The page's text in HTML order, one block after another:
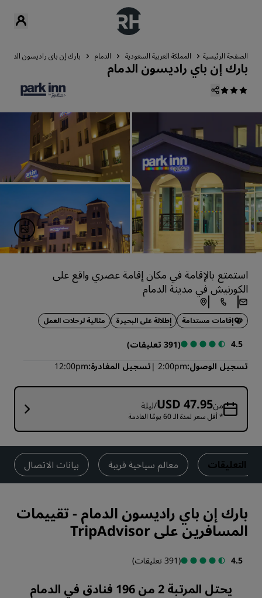
الصفحة الرئيسية المملكة العربية السعودية الدمام بارك إن باي راديسون الدمام
بارك إن باي راديسون الدمام
استمتع بالإقامة في مكان إقامة عصري واقع على
الكورنيش في مدينة الدمام
إقامات مستدامة إطلالة على البحيرة مثالية لرحلات العمل
4.5
(391 تعليقات)
تسجيل الوصول 2:00pm تسجيل المغادرة 12:00pm
منUSD 47.95/ليلة
* أقل سعر لمدة الـ 60 يومًا القادمة
التعليقات معالم سياحية قريبة بيانات الاتصال
بارك إن باي راديسون الدمام -تقييمات
المسافرين على TripAdvisor
4.5 (391 تعليقات)
يحتل المرتبة 2 من 196 فنادق في الدمام